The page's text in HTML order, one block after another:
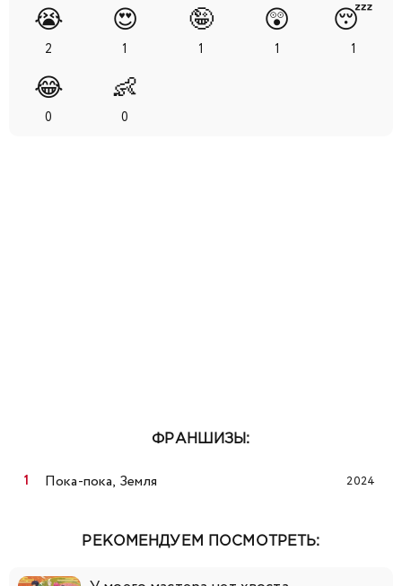
😭
2
😍
1
🤪
1
😲
1
😴
1
😂
0
👶
0
ФРАНШИЗЫ:
Пока-пока, Земля 2024
РЕКОМЕНДУЕМ ПОСМОТРЕТЬ: